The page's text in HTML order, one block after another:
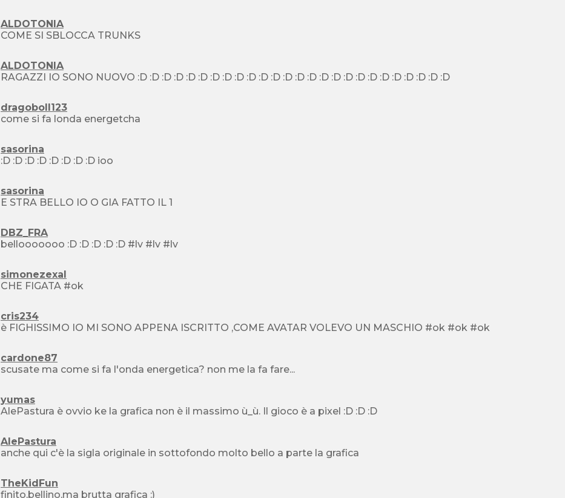
ALDOTONIA
COME SI SBLOCCA TRUNKS
ALDOTONIA
RAGAZZI IO SONO NUOVO :D :D :D :D :D :D :D :D :D :D :D :D :D :D :D :D :D :D :D :D :D :D :D :D :D :D
dragoboll123
come si fa londa energetcha
sasorina
:D :D :D :D :D :D :D :D ioo
sasorina
E STRA BELLO IO O GIA FATTO IL 1
DBZ_FRA
bellooooooo :D :D :D :D :D #lv #lv #lv
simonezexal
CHE FIGATA #ok
cris234
è FIGHISSIMO IO MI SONO APPENA ISCRITTO ,COME AVATAR VOLEVO UN MASCHIO #ok #ok #ok
cardone87
scusate ma come si fa l'onda energetica? non me la fa fare...
yumas
AlePastura è ovvio ke la grafica non è il massimo ù_ù. Il gioco è a pixel :D :D :D
AlePastura
anche qui c'è la sigla originale in sottofondo molto bello a parte la grafica
TheKidFun
finito,bellino,ma brutta grafica :)